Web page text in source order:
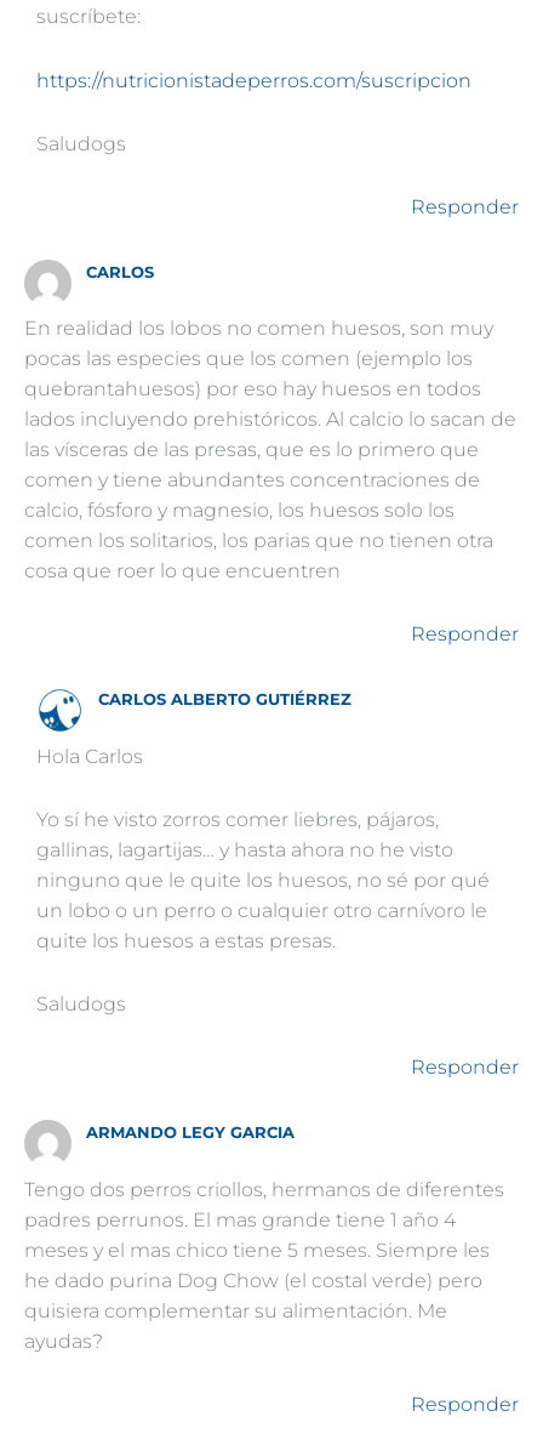
suscríbete:
https://nutricionistadeperros.com/suscripcion
Saludogs
Responder
CARLOS
En realidad los lobos no comen huesos, son muy
pocas las especies que los comen (ejemplo los
quebrantahuesos) por eso hay huesos en todos
lados incluyendo prehistóricos. Al calcio lo sacan de
las vísceras de las presas, que es lo primero que
comen y tiene abundantes concentraciones de
calcio, fósforo y magnesio, los huesos solo los
comen los solitarios, los parias que no tienen otra
cosa que roer lo que encuentren
Responder
CARLOS ALBERTO GUTIÉRREZ
Hola Carlos
Yo sí he visto zorros comer liebres, pájaros,
gallinas, lagartijas… y hasta ahora no he visto
ninguno que le quite los huesos, no sé por qué
un lobo o un perro o cualquier otro carnívoro le
quite los huesos a estas presas.
Saludogs
Responder
ARMANDO LEGY GARCIA
Tengo dos perros criollos, hermanos de diferentes
padres perrunos. El mas grande tiene 1 año 4
meses y el mas chico tiene 5 meses. Siempre les
he dado purina Dog Chow (el costal verde) pero
quisiera complementar su alimentación. Me
ayudas?
Responder